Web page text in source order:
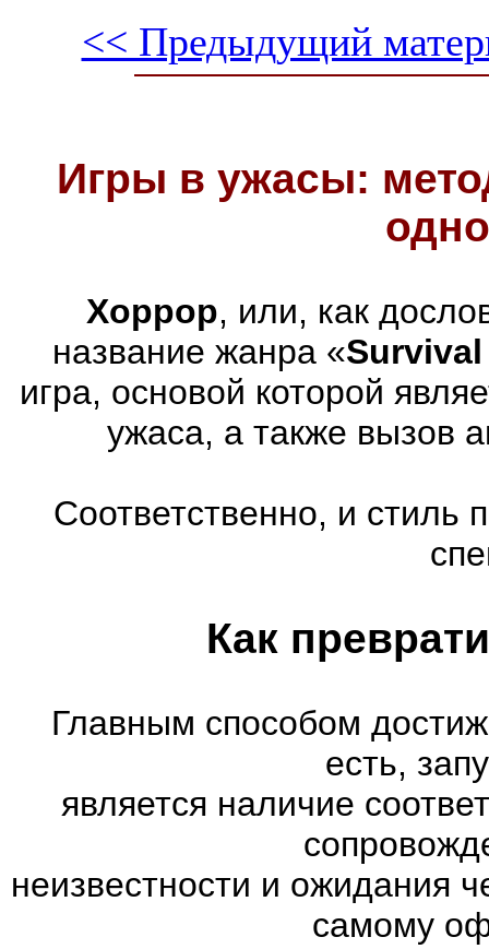
<< Предыдущий
Игры в ужасы:
Хоррор, или, как
название жанра «
игра, основой которой
ужаса, а также вызов
Соответственно, и стиль
Как
Главным способом
есть,
является наличие
неизвестности и ожидания
самому